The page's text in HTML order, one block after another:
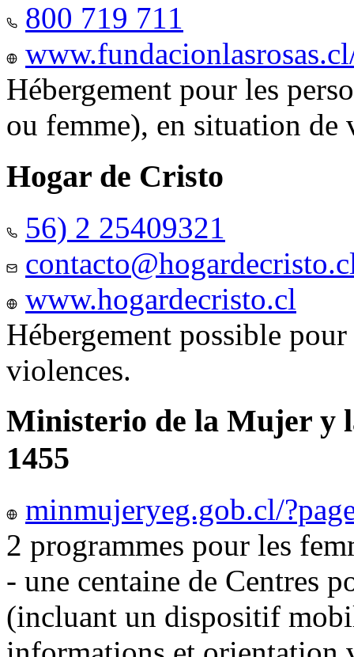
800 719 711
Hébergement pour les
ou femme), en situation
Hogar de Cristo
56) 2 25409321
www.hogardecristo.cl
Hébergement possible
violences.
Ministerio de la Mujer y
1455
minmujeryeg.gob.cl/
2 programmes pour les
- une centaine de Centres
(incluant un dispositif